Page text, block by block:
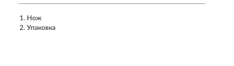
Нож
Упаковка